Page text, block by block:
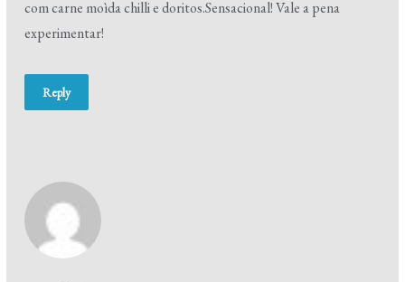
com carne moìda chilli e doritos.Sensacional! Vale a pena
experimentar!
Reply